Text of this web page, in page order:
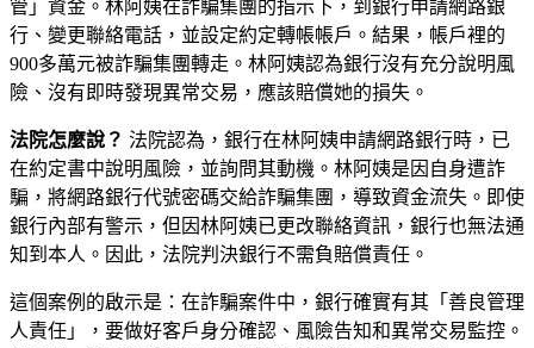
管」資金。林阿姨在詐騙集團的指示下，到銀行申請網路銀
行、變更聯絡電話，並設定約定轉帳帳戶。結果，帳戶裡的
900多萬元被詐騙集團轉走。林阿姨認為銀行沒有充分說明風
險、沒有即時發現異常交易，應該賠償她的損失。
法院怎麼說？ 法院認為，銀行在林阿姨申請網路銀行時，已
在約定書中說明風險，並詢問其動機。林阿姨是因自身遭詐
騙，將網路銀行代號密碼交給詐騙集團，導致資金流失。即使
銀行內部有警示，但因林阿姨已更改聯絡資訊，銀行也無法通
知到本人。因此，法院判決銀行不需負賠償責任。
這個案例的啟示是：在詐騙案件中，銀行確實有其「善良管理
人責任」，要做好客戶身分確認、風險告知和異常交易監控。